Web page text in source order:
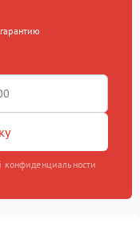
конфиденциальности